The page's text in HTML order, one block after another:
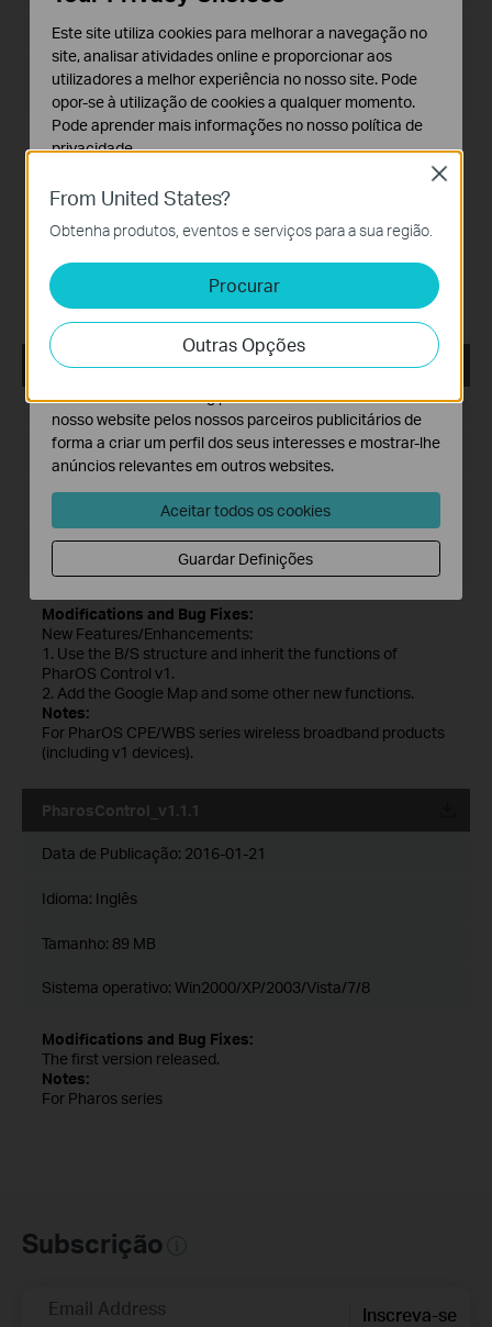
Tamanho: 71.91 MB
Sistema operativo: Windows server2003/2008/2012/2016
and Vista/7/8/10
Modifications and Bug Fixes:
normally in Turkish language operating system.
2. Improved security mechanism.
3. Improved log security level.
1. We suggest customers modify username and password
after upgrading to the latest version of Pharos Control to
improve security level.
Pharos Control_2.0.4_Windows
Data de Publicação:2017-03-03
Idioma: Inglês
Tamanho:72.35MB
Sistema operativo: Windows server2003/2008/2012/2016
Modifications and Bug Fixes:
New Features/Enhancements:
1. Use the B/S structure and inherit the functions of
PharOS Control v1.
2. Add the Google Map and some other new functions.
Notes:
For PharOS CPE/WBS series wireless broadband products
(including v1 devices).
PharosControl_v1.1.1
Data de Publicação: 2016-01-21
Idioma: Inglês
Tamanho: 89 MB
Sistema operativo: Win2000/XP/2003/Vista/7/8
Modifications and Bug Fixes:
The first version released.
Notes:
For Pharos series
Subscrição
Email Address Inscreva-se
From United States?
Obtenha produtos, eventos e serviços para a sua região.
Procurar
Outras Opções
Close
Este site utiliza cookies para melhorar a navegação no
site, analisar atividades online e proporcionar aos
utilizadores a melhor experiência no nosso site. Pode
opor-se à utilização de cookies a qualquer momento.
Pode aprender mais informações no nosso política de
privacidade.
Os cookies são necessários para o funcionamento do
website e não podem ser desativados nos seus
Cookies de Análise e Marketing
Os cookies de analise permite-nos analisar as suas
atividades no nosso website para melhorar e ajustar a
funcionalidade do nosso website.
O cookies de marketing podem ser definidos através do
nosso website pelos nossos parceiros publicitários de
forma a criar um perfil dos seus interesses e mostrar-lhe
anúncios relevantes em outros websites.
Aceitar todos os cookies
Guardar Definições